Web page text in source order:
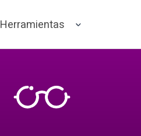
Herramientas